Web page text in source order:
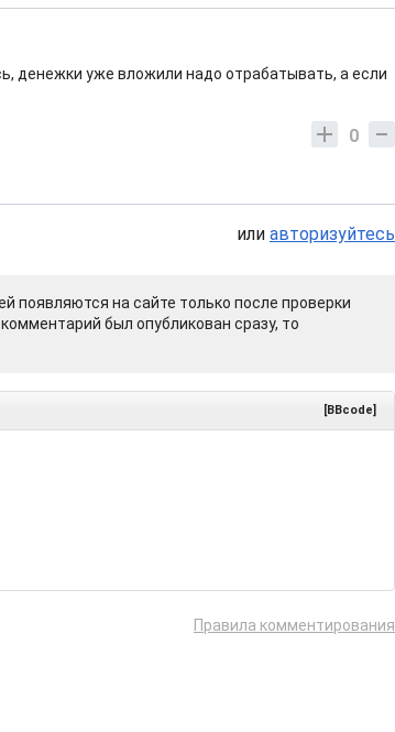
денежки уже вложили надо отрабатывать, а если
0
или авторизуйтесь
появляются на сайте только после проверки
был опубликован сразу, то
[BBcode]
Правила комментирования